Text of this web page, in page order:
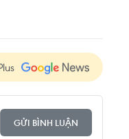
GỬI BÌNH LUẬN